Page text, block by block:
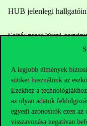
A legjobb élmények
sütiket használunk az
Ezekhez a
az olyan adatok
egyedi azonosítók ezen az
visszavonása negatívan
HUB jelenlegi
Sajtó:press@uni-
Hasznos linkek